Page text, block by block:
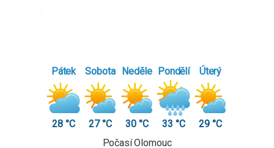
Pátek
28 °C
Sobota
27 °C
Neděle
30 °C
Pondělí
33 °C
Úterý
29 °C
Počasí Olomouc